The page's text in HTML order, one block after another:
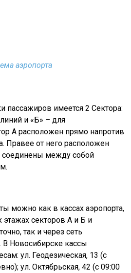
аэропорта
пассажиров имеется 2 Сектора:
и «Б» – для
А расположен прямо напротив
Правее от него расположен
соединены между собой
можно как в кассах аэропорта,
секторов А и Б и
так и через сеть
В Новосибирске кассы
ул. Геодезическая, 13 (с
ул. Октябрьская, 42 (с 09:00